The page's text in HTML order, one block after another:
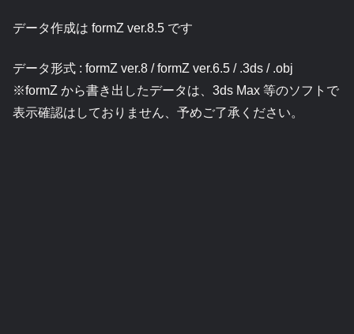
データ作成は formZ ver.8.5 です
データ形式 : formZ ver.8 / formZ ver.6.5 / .3ds / .obj
※formZ から書き出したデータは、3ds Max 等のソフトで
表示確認はしておりません、予めご了承ください。